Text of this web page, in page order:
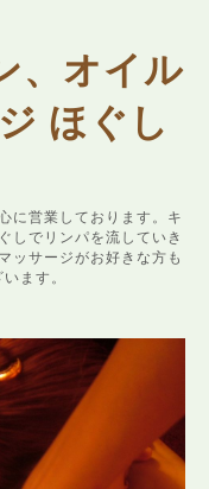
、オイル
ほぐし
に営業しております。キ
しでリンパを流していき
ッサージがお好きな方も
ます。